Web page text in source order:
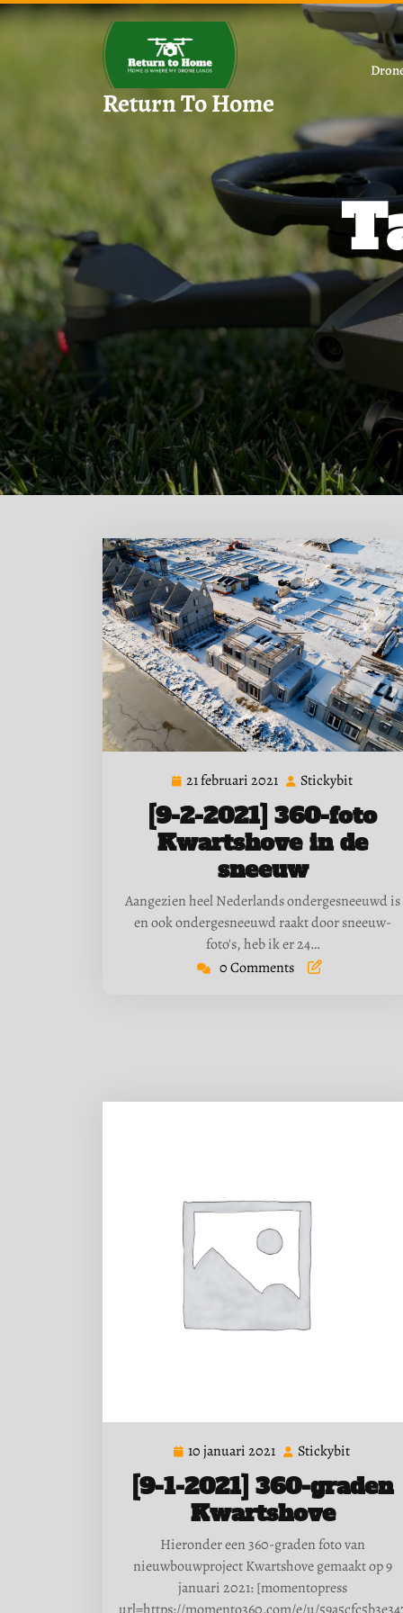
Skip
Return To Home
21 februari 2021 21
februari
2021
Stickybit
[9-2-2021] 360-foto
Kwartshove in de
sneeuw
Aangezien heel Nederlands ondergesneeuwd is
en ook ondergesneeuwd raakt door sneeuw-
foto's, heb ik er 24…
0 Comments
10 januari 2021 10
januari
2021
Stickybit
[9-1-2021] 360-graden
Kwartshove
Hieronder een 360-graden foto van
nieuwbouwproject Kwartshove gemaakt op 9
januari 2021: [momentopress